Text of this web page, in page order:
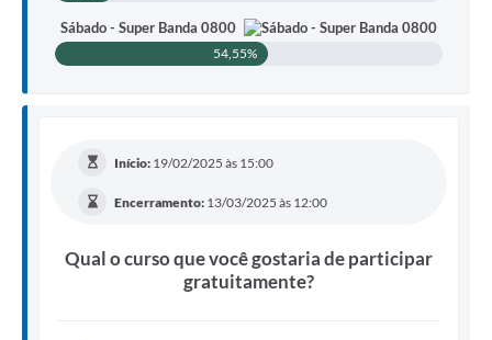
Sábado - Super Banda 0800
54,55%
Início: 19/02/2025 às 15:00
Encerramento: 13/03/2025 às 12:00
Qual o curso que você gostaria de participar
gratuitamente?